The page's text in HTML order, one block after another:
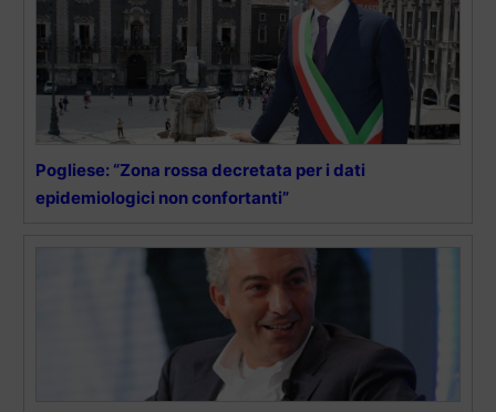
Pogliese: “Zona rossa decretata per i dati
epidemiologici non confortanti”